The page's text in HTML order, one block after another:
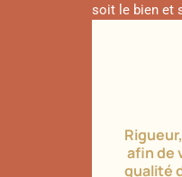
soit le bien et
afin de
qualité